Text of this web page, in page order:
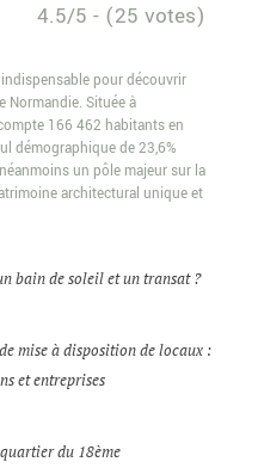
4.5/5 - (25 votes)
pour découvrir
Normandie. Située à
166 462 habitants en
démographique de 23,6%
un pôle majeur sur la
architectural unique et
bain de soleil et un transat ?
mise à disposition de locaux :
et entreprises
du 18ème